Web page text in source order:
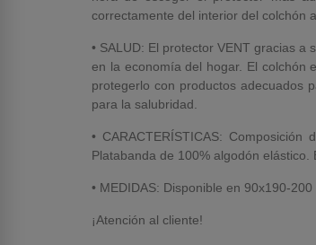
correctamente del interior del colchón
• SALUD: El protector VENT gracias
en la economía del hogar. El colchón
protegerlo con productos adecuados
para la salubridad.
• CARACTERÍSTICAS:
Platabanda de 100% algodón
• MEDIDAS: Disponible en 90x190-
¡Atención al cliente!